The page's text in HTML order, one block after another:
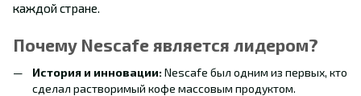
каждой стране.
Почему Nescafe является лидером?
История и инновации:Nescafe был одним из первых, кто
сделал растворимый кофе массовым продуктом.